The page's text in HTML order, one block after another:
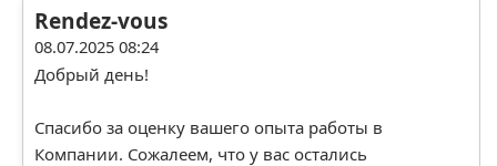
Rendez-vous
08.07.2025 08:24
Добрый день!
Спасибо за оценку вашего опыта работы в
Компании. Сожалеем, что у вас остались